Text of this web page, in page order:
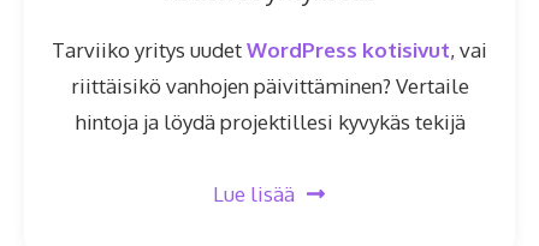
Tarviiko yritys uudetWordPress kotisivut, vai
riittäisikö vanhojen päivittäminen? Vertaile
hintoja ja löydä projektillesi kyvykäs tekijä
Lue lisää